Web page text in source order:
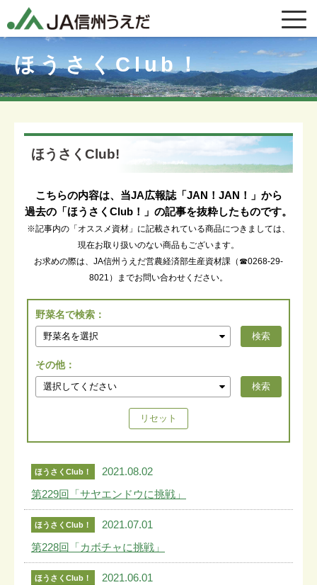
ほうさくClub！
ほうさくClub!
こちらの内容は、当JA広報誌「JAN！JAN！」から
過去の「ほうさくClub！」の記事を抜粋したものです。
※記事内の「オススメ資材」に記載されている商品につきましては、
現在お取り扱いのない商品もございます。
お求めの際は、JA信州うえだ営農経済部生産資材課（☎0268-29-
8021）までお問い合わせください。
野菜名で検索：
その他：
ほうさくClub！
2021.08.02
第229回「サヤエンドウに挑戦」
ほうさくClub！
2021.07.01
第228回「カボチャに挑戦」
ほうさくClub！
2021.06.01